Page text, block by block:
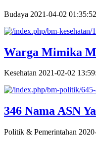
Budaya 2021-04-02 01:35:52
Warga Mimika
Kesehatan 2021-02-02
346 Nama ASN
Politik & Pemerintahan